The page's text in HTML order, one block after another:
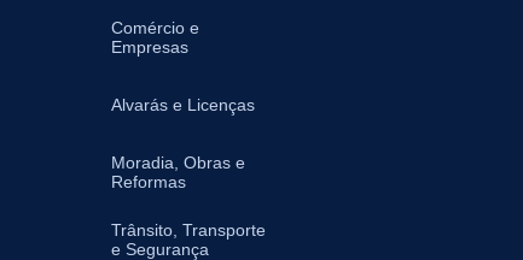
Comércio e
Empresas
Alvarás e Licenças
Moradia, Obras e
Reformas
Trânsito, Transporte
e Segurança